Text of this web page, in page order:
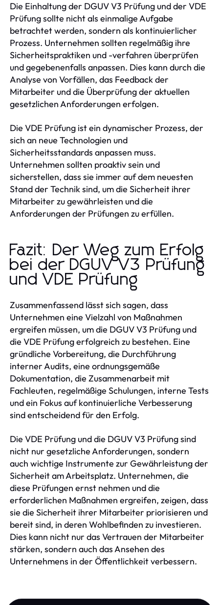
Die Einhaltung der DGUV V3 Prüfung und der VDE
Prüfung sollte nicht als einmalige Aufgabe
betrachtet werden, sondern als kontinuierlicher
Prozess. Unternehmen sollten regelmäßig ihre
Sicherheitspraktiken und -verfahren überprüfen
und gegebenenfalls anpassen. Dies kann durch die
Analyse von Vorfällen, das Feedback der
Mitarbeiter und die Überprüfung der aktuellen
gesetzlichen Anforderungen erfolgen.
Die VDE Prüfung ist ein dynamischer Prozess, der
sich an neue Technologien und
Sicherheitsstandards anpassen muss.
Unternehmen sollten proaktiv sein und
sicherstellen, dass sie immer auf dem neuesten
Stand der Technik sind, um die Sicherheit ihrer
Mitarbeiter zu gewährleisten und die
Anforderungen der Prüfungen zu erfüllen.
Fazit: Der Weg zum Erfolg
bei der DGUV V3 Prüfung
und VDE Prüfung
Zusammenfassend lässt sich sagen, dass
Unternehmen eine Vielzahl von Maßnahmen
ergreifen müssen, um die DGUV V3 Prüfung und
die VDE Prüfung erfolgreich zu bestehen. Eine
gründliche Vorbereitung, die Durchführung
interner Audits, eine ordnungsgemäße
Dokumentation, die Zusammenarbeit mit
Fachleuten, regelmäßige Schulungen, interne Tests
und ein Fokus auf kontinuierliche Verbesserung
sind entscheidend für den Erfolg.
Die VDE Prüfung und die DGUV V3 Prüfung sind
nicht nur gesetzliche Anforderungen, sondern
auch wichtige Instrumente zur Gewährleistung der
Sicherheit am Arbeitsplatz. Unternehmen, die
diese Prüfungen ernst nehmen und die
erforderlichen Maßnahmen ergreifen, zeigen, dass
sie die Sicherheit ihrer Mitarbeiter priorisieren und
bereit sind, in deren Wohlbefinden zu investieren.
Dies kann nicht nur das Vertrauen der Mitarbeiter
stärken, sondern auch das Ansehen des
Unternehmens in der Öffentlichkeit verbessern.